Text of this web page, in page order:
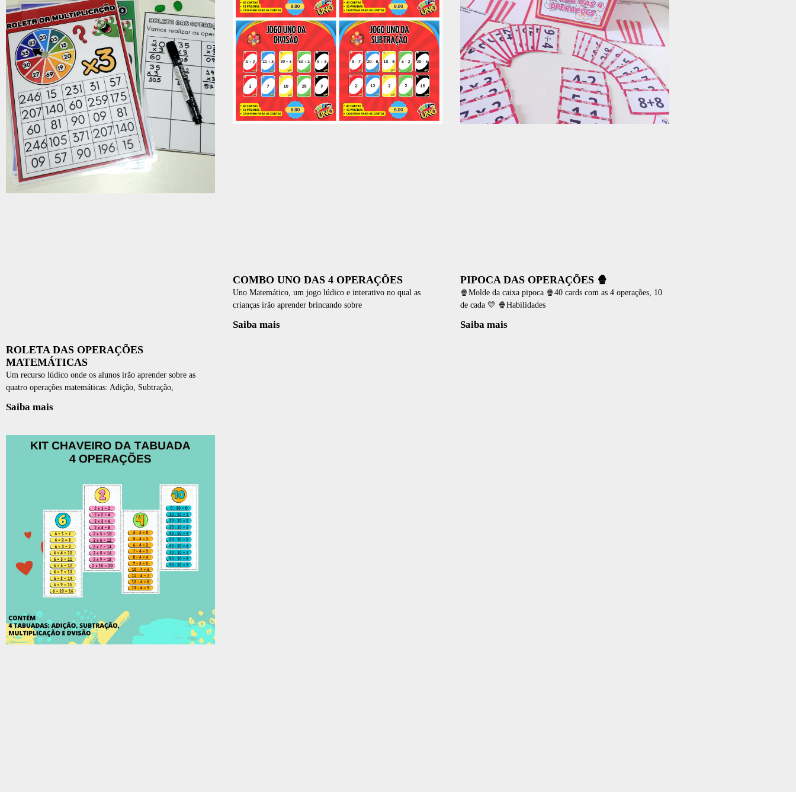
ROLETA DAS OPERAÇÕES
MATEMÁTICAS
Um recurso lúdico onde os alunos irão aprender sobre as
quatro operações matemáticas: Adição, Subtração,
Saiba mais
COMBO UNO DAS 4 OPERAÇÕES
Uno Matemático, um jogo lúdico e interativo no qual as
crianças irão aprender brincando sobre
Saiba mais
PIPOCA DAS OPERAÇÕES 🍿
🍿Molde da caixa pipoca 🍿40 cards com as 4 operações, 10
de cada 💛 🍿Habilidades
Saiba mais